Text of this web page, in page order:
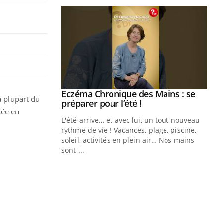
plupart du
en
: et si on Youtube
Eczéma Chronique des Mains : se
préparer pour l’été !Youtube
L'été arrive… et avec lui, un tout nouveau
rythme de vie ! Vacances, plage, piscine,
soleil, activités en plein air… Nos mains
sont ...